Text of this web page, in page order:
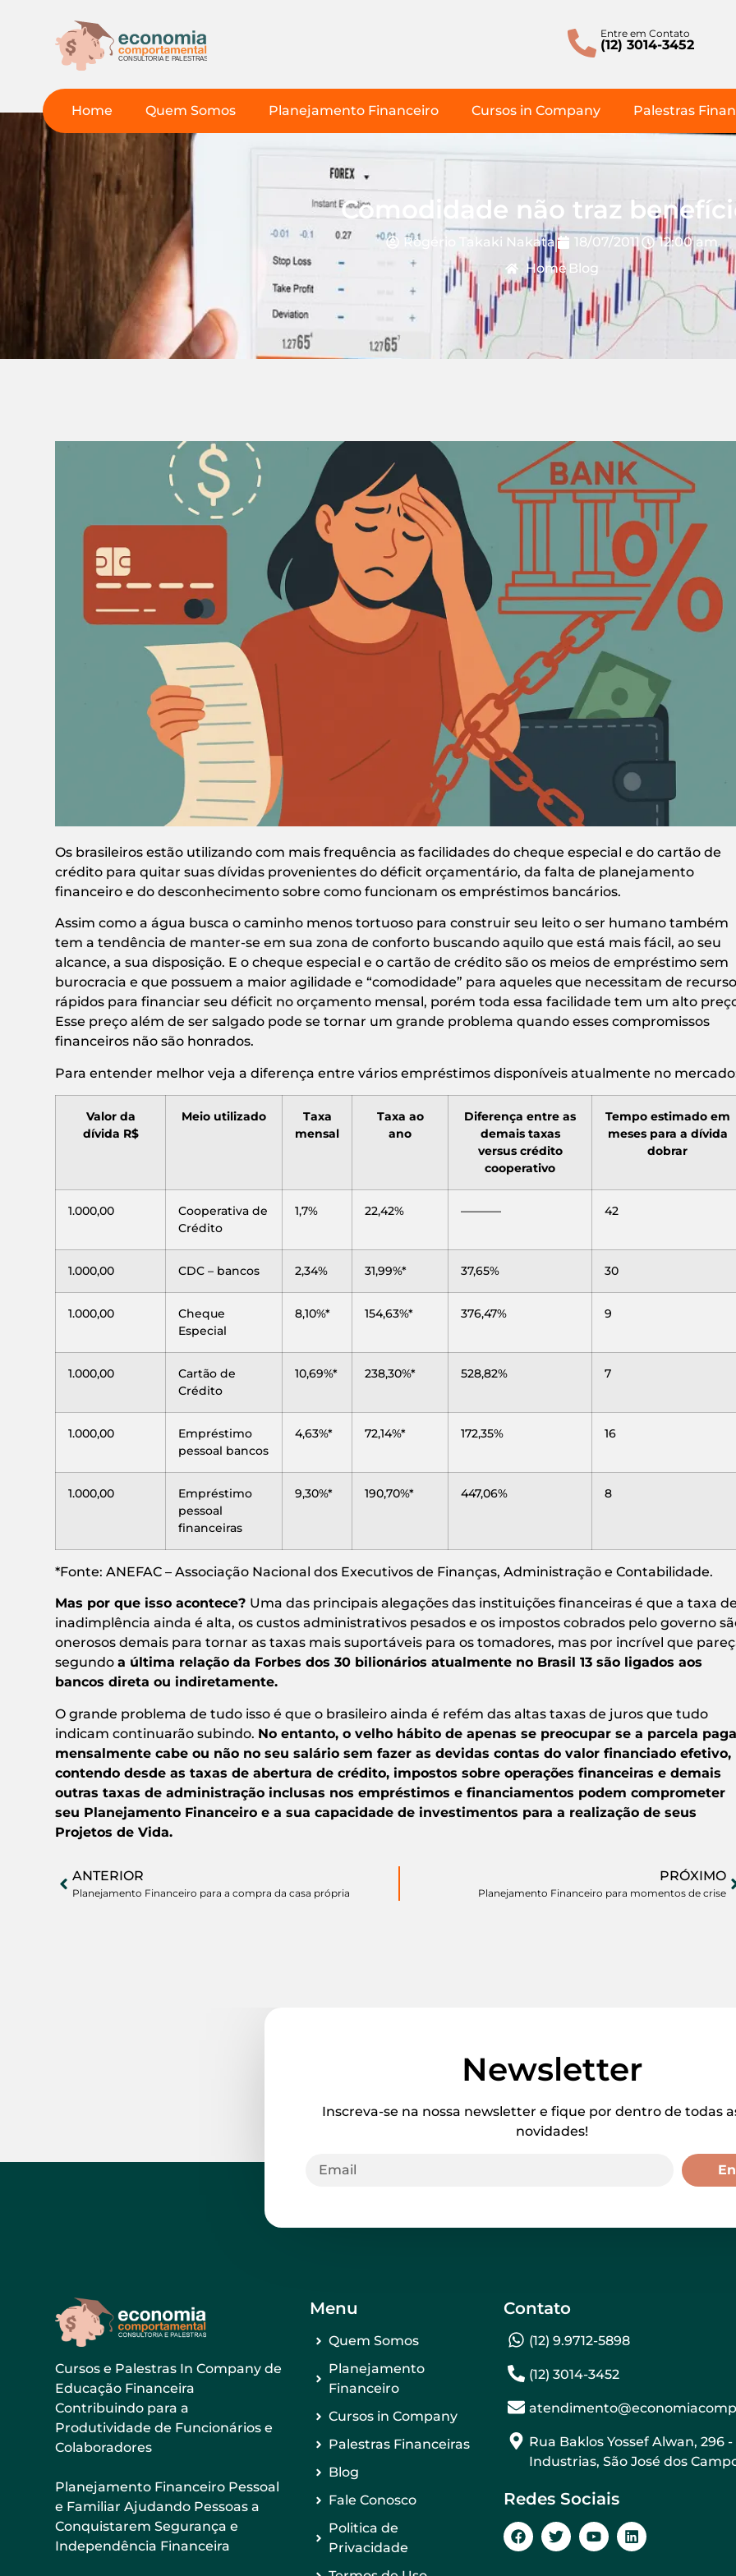
Entre em Contato
(12) 3014-3452
Home Quem Somos Planejamento Financeiro Cursos in Company Palestras
Comodidade não traz
Rogério Takaki Nakata 18/07/2011
12:00 am
Home Blog
Os brasileiros estão utilizando com mais frequência as facilidades do cheque especial e do cartão de
crédito para quitar suas dívidas provenientes do déficit orçamentário, da falta de planejamento
financeiro e do desconhecimento sobre como funcionam os empréstimos bancários.
Assim como a água busca o caminho menos tortuoso para construir seu leito o ser humano também
tem a tendência de manter-se em sua zona de conforto buscando aquilo que está mais fácil, ao seu
alcance, a sua disposição. E o cheque especial e o cartão de crédito são os meios de empréstimo sem
burocracia e que possuem a maior agilidade e “comodidade” para aqueles que necessitam de
rápidos para financiar seu déficit no orçamento mensal, porém toda essa facilidade tem um alto
Esse preço além de ser salgado pode se tornar um grande problema quando esses compromissos
financeiros não são honrados.
Para entender melhor veja a diferença entre vários empréstimos disponíveis atualmente no
Valor da
dívida R$
Meio utilizado
Taxa
mensal
Taxa ao
ano
Diferença entre as
demais taxas
versus crédito
cooperativo
Tempo estimado em
meses para a dívida
dobrar
1.000,00
Cooperativa de
Crédito
1,7% 22,42% ———– 42
1.000,00 CDC – bancos 2,34% 31,99%* 37,65% 30
1.000,00
Cheque
Especial
8,10%* 154,63%* 376,47% 9
1.000,00
Cartão de
Crédito
10,69%* 238,30%* 528,82% 7
1.000,00
Empréstimo
pessoal bancos
4,63%* 72,14%* 172,35% 16
1.000,00
Empréstimo
pessoal
financeiras
9,30%* 190,70%* 447,06% 8
*Fonte: ANEFAC – Associação Nacional dos Executivos de Finanças, Administração e Contabilidade.
Mas por que isso acontece? Uma das principais alegações das instituições financeiras é que a taxa de
inadimplência ainda é alta, os custos administrativos pesados e os impostos cobrados pelo governo
onerosos demais para tornar as taxas mais suportáveis para os tomadores, mas por incrível que
segundo a última relação da Forbes dos 30 bilionários atualmente no Brasil 13 são ligados aos
bancos direta ou indiretamente.
O grande problema de tudo isso é que o brasileiro ainda é refém das altas taxas de juros que tudo
indicam continuarão subindo. No entanto, o velho hábito de apenas se preocupar se a parcela paga
mensalmente cabe ou não no seu salário sem fazer as devidas contas do valor financiado efetivo,
contendo desde as taxas de abertura de crédito, impostos sobre operações financeiras e demais
outras taxas de administração inclusas nos empréstimos e financiamentos podem comprometer
seu Planejamento Financeiro e a sua capacidade de investimentos para a realização de seus
Projetos de Vida.
ANTERIOR
Planejamento Financeiro para a compra da casa própria
PRÓXIMO
Planejamento Financeiro para momentos de crise
Newsletter
Inscreva-se na nossa newsletter e fique por dentro de todas
novidades!
Cursos e Palestras In Company de
Educação Financeira
Contribuindo para a
Produtividade de Funcionários e
Colaboradores
Planejamento Financeiro Pessoal
e Familiar Ajudando Pessoas a
Conquistarem Segurança e
Independência Financeira
Menu
Quem Somos
Planejamento
Financeiro
Cursos in Company
Palestras Financeiras
Blog
Fale Conosco
Politica de
Privacidade
Contato
(12) 9.9712-5898
(12) 3014-3452
Rua Baklos Yossef Alwan, 296
Industrias, São José dos
Redes Sociais